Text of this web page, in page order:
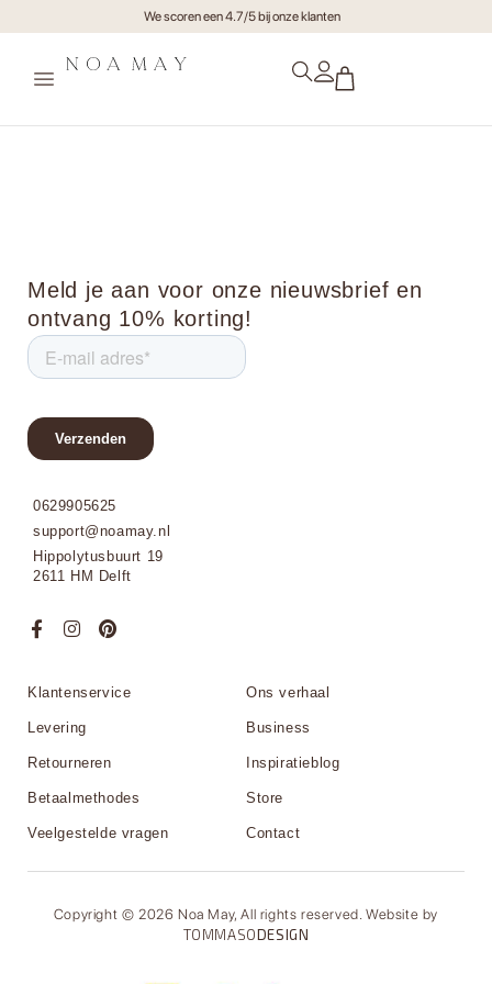
We scoren een 4.7/5 bij onze klanten
Meld je aan voor onze nieuwsbrief en
ontvang 10% korting!
0629905625
support@noamay.nl
Hippolytusbuurt 19
2611 HM Delft
Klantenservice
Levering
Retourneren
Betaalmethodes
Veelgestelde vragen
Ons verhaal
Business
Inspiratieblog
Store
Contact
Copyright © 2026 Noa May, All rights reserved. Website by
TOMMASODESIGN